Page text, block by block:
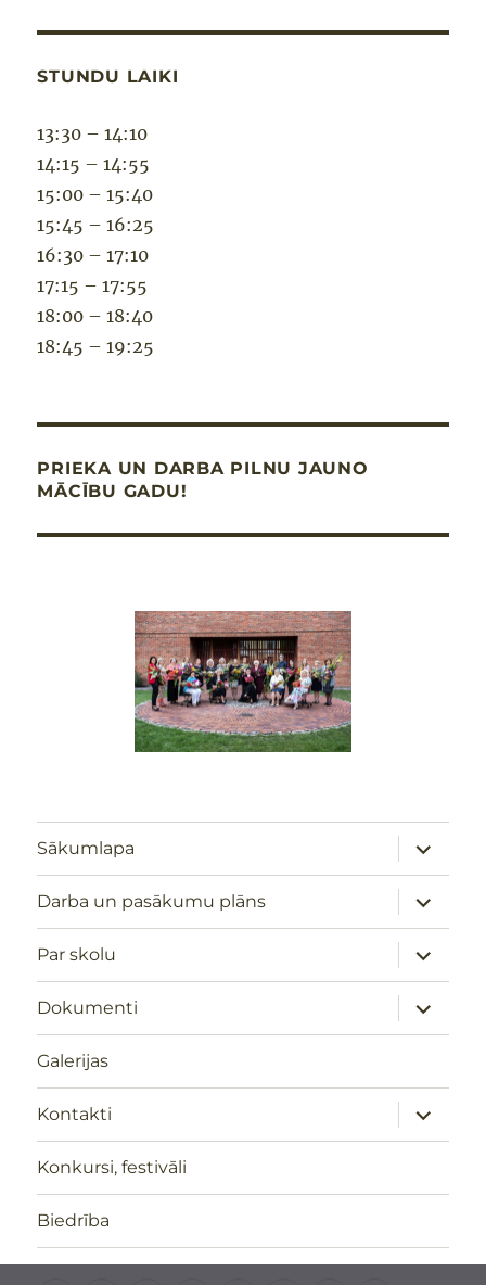
STUNDU LAIKI
13:30 – 14:10
14:15 – 14:55
15:00 – 15:40
15:45 – 16:25
16:30 – 17:10
17:15 – 17:55
18:00 – 18:40
18:45 – 19:25
PRIEKA UN DARBA PILNU JAUNO
MĀCĪBU GADU!
Sākumlapa
izvērst
Darba un pasākumu plāns
izvērst
Par skolu
izvērst
Dokumenti
izvērst
Galerijas
Kontakti
izvērst
Konkursi, festivāli
Biedrība